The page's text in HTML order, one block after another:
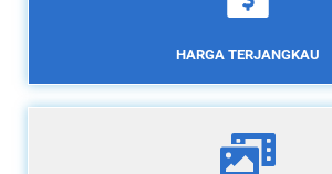
HARGA TERJANGKAU